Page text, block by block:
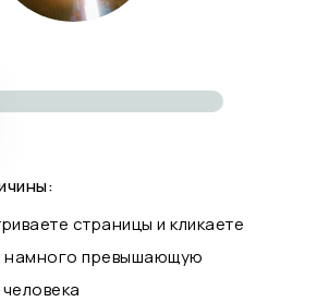
страницы и кликаете
намного превышающую